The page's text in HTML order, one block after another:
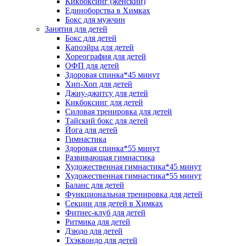
Единоборства в Химках
Бокс для мужчин
Занятия для детей
Бокс для детей
Капоэйра для детей
Хореография для детей
ОФП для детей
Здоровая спинка*45 минут
Хип-Хоп для детей
Джиу-джитсу для детей
Кикбоксинг для детей
Силовая тренировка для детей
Тайский бокс для детей
Йога для детей
Гимнастика
Здоровая спинка*55 минут
Развивающая гимнастика
Художественная гимнастика*45 минут
Художественная гимнастика*55 минут
Баланс для детей
Функциональная тренировка для детей
Секции для детей в Химках
Фитнес-клуб для детей
Ритмика для детей
Дзюдо для детей
Тхэквондо для детей